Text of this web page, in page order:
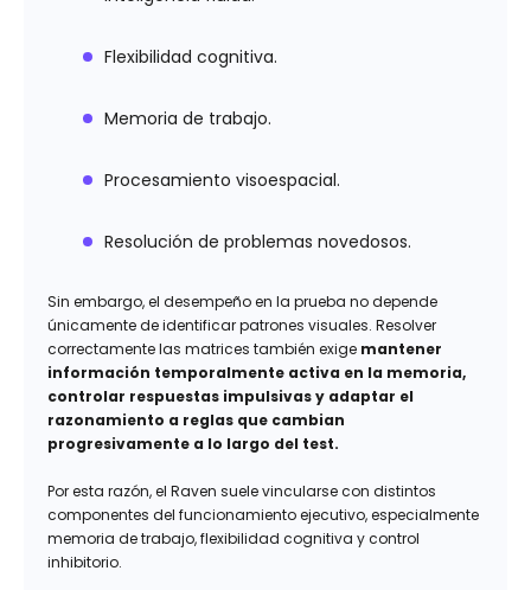
Flexibilidad cognitiva.
Memoria de trabajo.
Procesamiento visoespacial.
Resolución de problemas novedosos.
Sin embargo, el desempeño en la prueba no depende
únicamente de identificar patrones visuales. Resolver
correctamente las matrices también exige mantener
información temporalmente activa en la memoria,
controlar respuestas impulsivas y adaptar el
razonamiento a reglas que cambian
progresivamente a lo largo del test.
Por esta razón, el Raven suele vincularse con distintos
componentes del funcionamiento ejecutivo, especialmente
memoria de trabajo, flexibilidad cognitiva y control
inhibitorio.